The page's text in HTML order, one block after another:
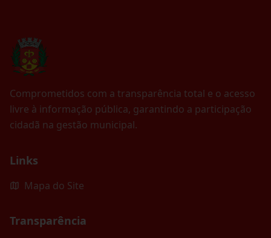
Comprometidos com a transparência total e o acesso
livre à informação pública, garantindo a participação
cidadã na gestão municipal.
Links
Mapa do Site
Transparência